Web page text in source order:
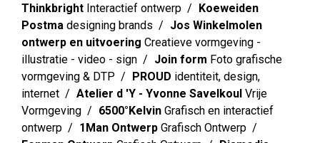
Thinkbright Interactief ontwerp
Koeweiden
Postma designing brands
Jos Winkelmolen
ontwerp en uitvoering Creatieve vormgeving -
illustratie - video - sign
Join form Foto grafische
vormgeving & DTP
PROUD identiteit, design,
internet
Atelier d 'Y - Yvonne Savelkoul Vrije
Vormgeving
6500°Kelvin Grafisch en interactief
ontwerp
1Man Ontwerp Grafisch Ontwerp